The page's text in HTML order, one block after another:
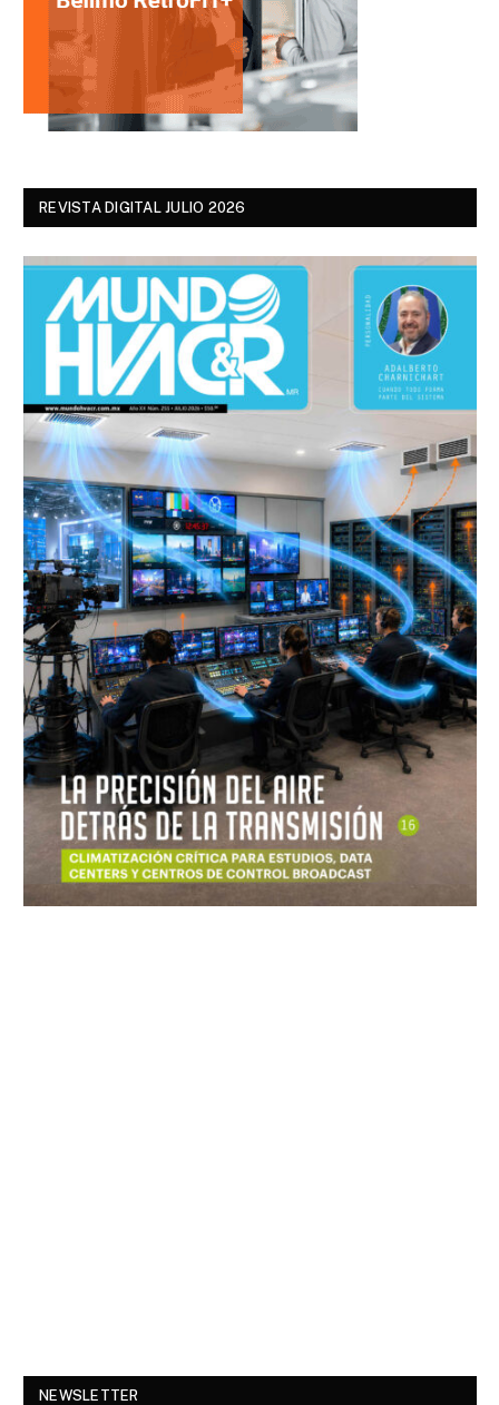
REVISTA DIGITAL JULIO 2026
NEWSLETTER